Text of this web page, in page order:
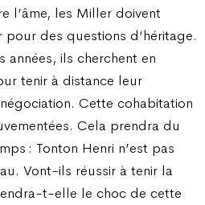
l’âme, les Miller doivent
pour des questions d’héritage.
années, ils cherchent en
tenir à distance leur
Cette cohabitation
Cela prendra du
: Tonton Henri n’est pas
Vont-ils réussir à tenir la
t-elle le choc de cette